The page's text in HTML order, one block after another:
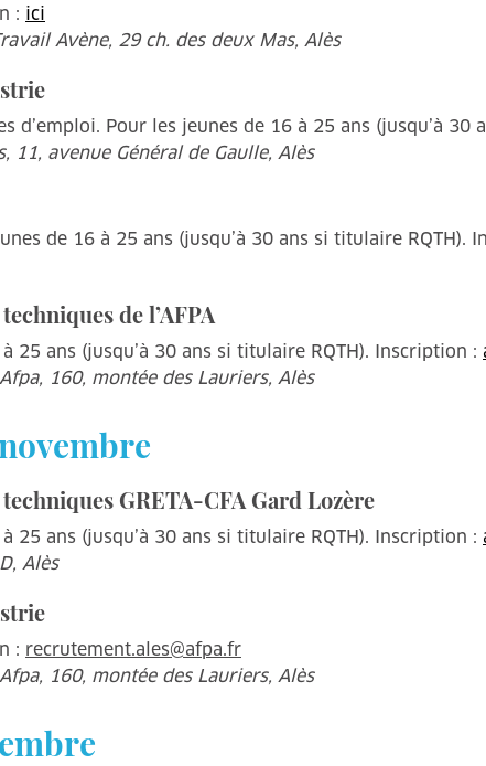
: ici
Avène, 29 ch. des deux Mas, Alès
d’emploi. Pour les jeunes de 16 à 25 ans (jusqu’à
11, avenue Général de Gaulle, Alès
de 16 à 25 ans (jusqu’à 30 ans si titulaire RQTH).
de l’AFPA
25 ans (jusqu’à 30 ans si titulaire RQTH). Inscription :
160, montée des Lauriers, Alès
GRETA-CFA Gard Lozère
25 ans (jusqu’à 30 ans si titulaire RQTH). Inscription :
Alès
: recrutement.ales@afpa.fr
160, montée des Lauriers, Alès